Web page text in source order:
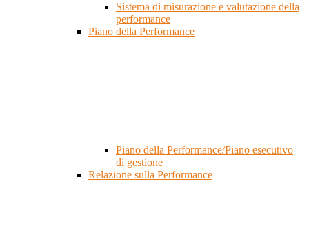
Sistema di misurazione e valutazione della
performance
Piano della Performance
Piano della Performance/Piano esecutivo
di gestione
Relazione sulla Performance